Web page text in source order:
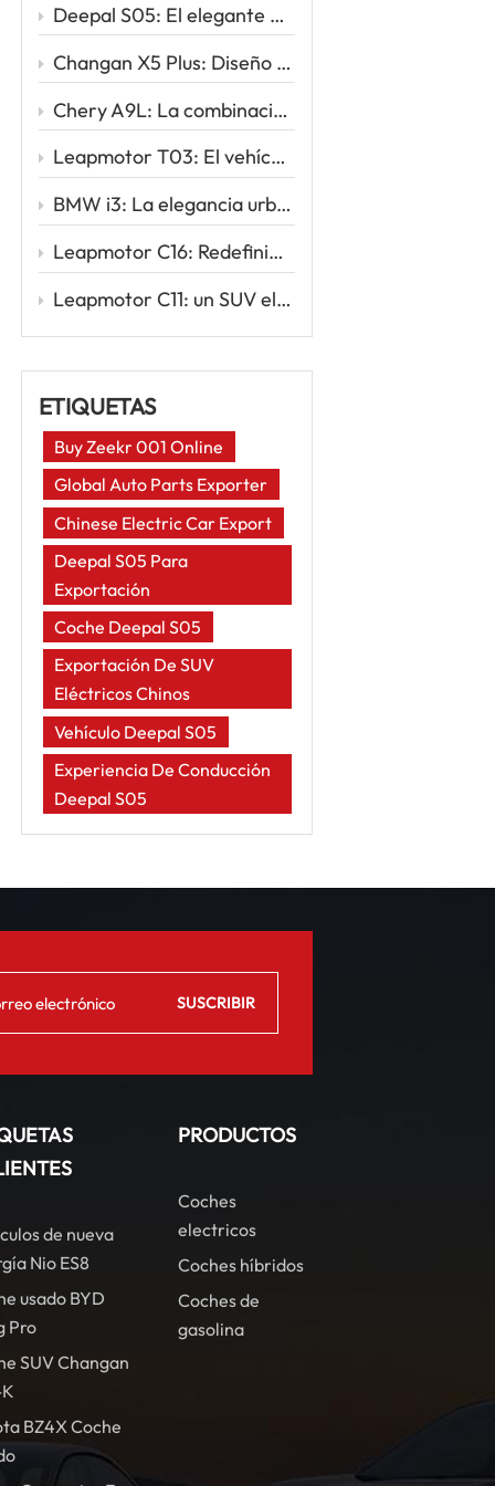
Deepal S05: El elegante SUV eléctrico que redefine la movilidad inteligente
Changan X5 Plus: Diseño deportivo, conducción potente, valor excepcional
Chery A9L: La combinación perfecta de sofisticación y rendimiento
Leapmotor T03: El vehículo eléctrico urbano inteligente para tu primer viaje eléctrico
BMW i3: La elegancia urbana se une a la innovación eléctrica
Leapmotor C16: Redefiniendo los viajes familiares con la potencia inteligente de los vehículos eléctricos
Leapmotor C11: un SUV eléctrico inteligente para la nueva era de la conducción
ETIQUETAS
Buy Zeekr 001 Online
Global Auto Parts Exporter
Chinese Electric Car Export
Deepal S05 Para
Exportación
Coche Deepal S05
Exportación De SUV
Eléctricos Chinos
Vehículo Deepal S05
Experiencia De Conducción
Deepal S05
de nueva
Nio ES8
usado BYD
Pro
SUV Changan
BZ4X Coche
PRODUCTOS
Coches
electricos
Coches híbridos
Coches de
gasolina